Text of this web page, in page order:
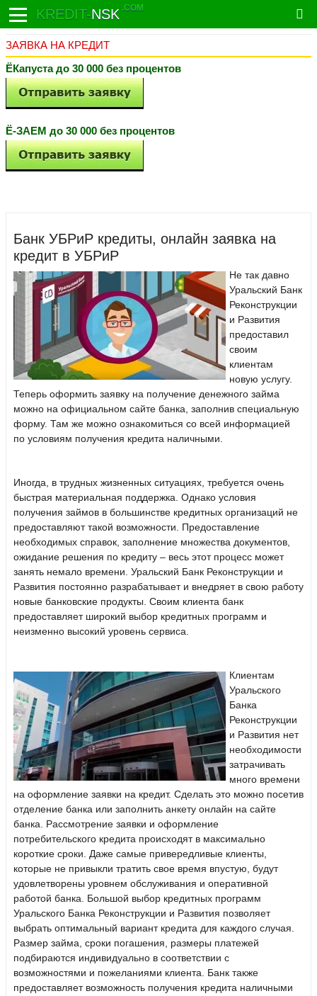
KREDIT-NSK .COM
ЗАЯВКА НА КРЕДИТ
ЁКапуста до 30 000 без процентов
Ё-ЗАЕМ до 30 000 без процентов
Банк УБРиР кредиты, онлайн заявка на
кредит в УБРиР
Не так давно
Уральский Банк
Реконструкции
и Развития
предоставил
своим
клиентам
новую услугу.
Теперь оформить заявку на получение денежного займа
можно на официальном сайте банка, заполнив специальную
форму. Там же можно ознакомиться со всей информацией
по условиям получения кредита наличными.
Иногда, в трудных жизненных ситуациях, требуется очень
быстрая материальная поддержка. Однако условия
получения займов в большинстве кредитных организаций не
предоставляют такой возможности. Предоставление
необходимых справок, заполнение множества документов,
ожидание решения по кредиту – весь этот процесс может
занять немало времени. Уральский Банк Реконструкции и
Развития постоянно разрабатывает и внедряет в свою работу
новые банковские продукты. Своим клиента банк
предоставляет широкий выбор кредитных программ и
неизменно высокий уровень сервиса.
Клиентам
Уральского
Банка
Реконструкции
и Развития нет
необходимости
затрачивать
много времени
на оформление заявки на кредит. Сделать это можно посетив
отделение банка или заполнить анкету онлайн на сайте
банка. Рассмотрение заявки и оформление
потребительского кредита происходят в максимально
короткие сроки. Даже самые привередливые клиенты,
которые не привыкли тратить свое время впустую, будут
удовлетворены уровнем обслуживания и оперативной
работой банка. Большой выбор кредитных программ
Уральского Банка Реконструкции и Развития позволяет
выбрать оптимальный вариант кредита для каждого случая.
Размер займа, сроки погашения, размеры платежей
подбираются индивидуально в соответствии с
возможностями и пожеланиями клиента. Банк также
предоставляет возможность получения кредита наличными